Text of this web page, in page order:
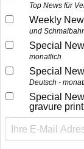
Top News für
Weekly
und
Special
monatlich
Special
Deutsch -
Special
gravure